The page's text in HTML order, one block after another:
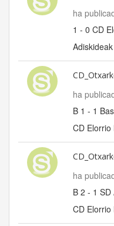
ha
1 - 0 CD
ha
B 1 - 1
CD Elorrio
ha
B 2 - 1 SD
CD Elorrio